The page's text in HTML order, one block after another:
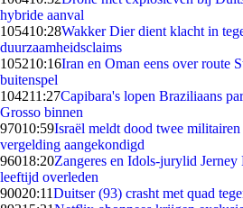
hybride aanval
105410:28Wakker Dier dient klacht in
duurzaamheidsclaims
105210:16Iran en Oman eens over route
buitenspel
104211:27Capibara's lopen Braziliaans
Grosso binnen
97010:59Israël meldt dood twee
vergelding aangekondigd
96018:20Zangeres en Idols-jurylid
leeftijd overleden
90020:11Duitser (93) crasht met quad